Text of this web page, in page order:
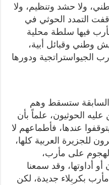
ولا حشد وتنظيم، ولا
التمدد الحوثي في
فيها سلطة محلية
وطني وقبائل أبية،
الجيواستراتجية ودورها
ستسقط وهم
الحوثيون، علماً بأن
عندها، فأطماعهم لا
للجزيرة العربية كلها،
على مأرب،
أداوتها، وقد سمعنا
بكربلاء جديدة، لكن